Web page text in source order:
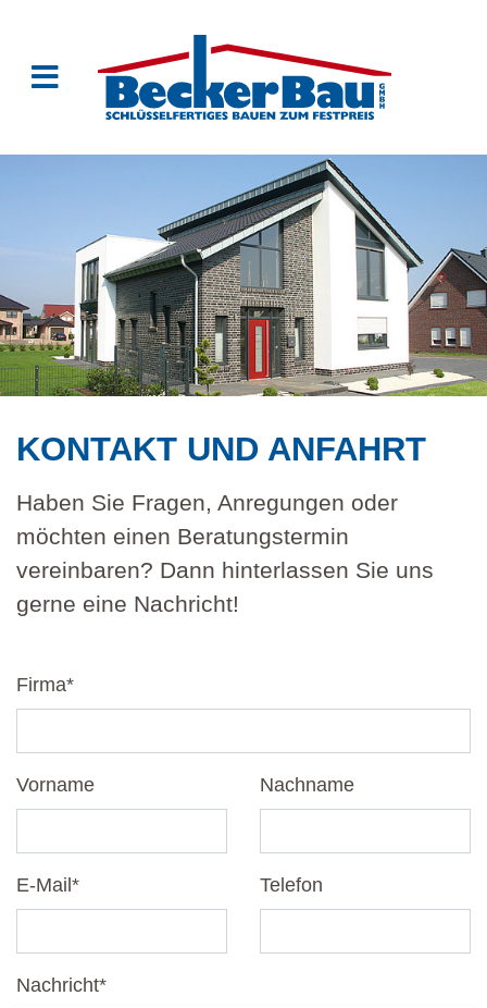
KONTAKT UND ANFAHRT
Haben Sie Fragen, Anregungen oder
möchten einen Beratungstermin
vereinbaren? Dann hinterlassen Sie uns
gerne eine Nachricht!
Firma*
Vorname Nachname
E-Mail* Telefon
Nachricht*